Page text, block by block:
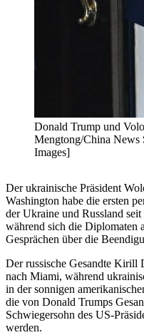
Donald Trump und
Mengtong/China
Images]
Der ukrainische Präsident
Washington habe die ersten
der Ukraine und Russland
während sich die Diplomaten
Gesprächen über die
Der russische Gesandte Kirill
nach Miami, während
in der sonnigen
die von Donald Trumps
Schwiegersohn des US-
werden.